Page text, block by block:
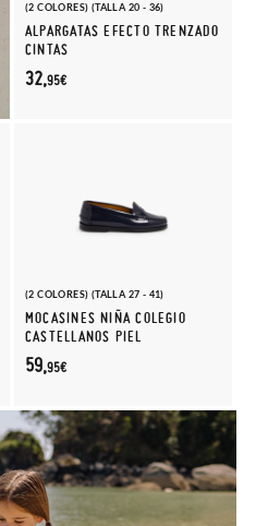
(2 COLORES) (TALLA 20 - 36)
ALPARGATAS EFECTO TRENZADO
CINTAS
32,95€
(2 COLORES) (TALLA 27 - 41)
MOCASINES NIÑA COLEGIO
CASTELLANOS PIEL
59,95€